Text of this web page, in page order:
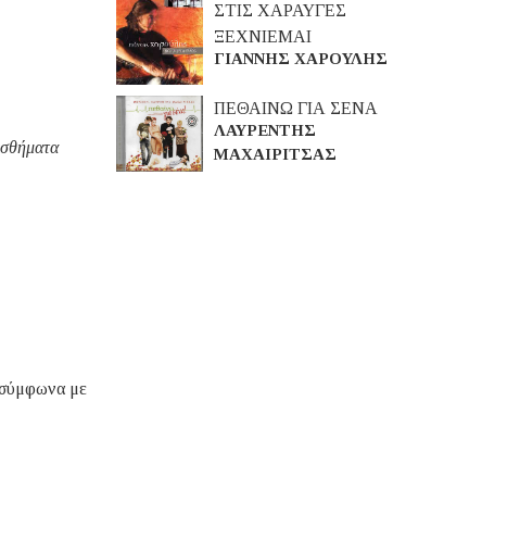
με
ΣΤΙΣ ΧΑΡΑΥΓΕΣ
ΞΕΧΝΙΕΜΑΙ
ΓΙΑΝΝΗΣ ΧΑΡΟΥΛΗΣ
ΠΕΘΑΙΝΩ ΓΙΑ ΣΕΝΑ
ΛΑΥΡΕΝΤΗΣ
ΜΑΧΑΙΡΙΤΣΑΣ